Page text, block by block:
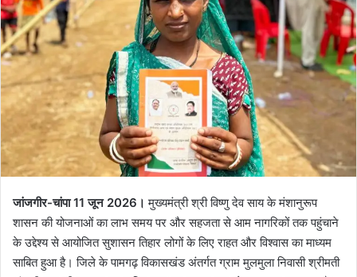
जांजगीर-चांपा 11 जून 2026। मुख्यमंत्री श्री विष्णु देव साय के मंशानुरूप
शासन की योजनाओं का लाभ समय पर और सहजता से आम नागरिकों तक पहुंचाने
के उद्देश्य से आयोजित सुशासन तिहार लोगों के लिए राहत और विश्वास का माध्यम
साबित हुआ है। जिले के पामगढ़ विकासखंड अंतर्गत ग्राम मुलमुला निवासी श्रीमती